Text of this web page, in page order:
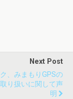
Next Post
、みまもりGPSの
り扱いに関して声
明